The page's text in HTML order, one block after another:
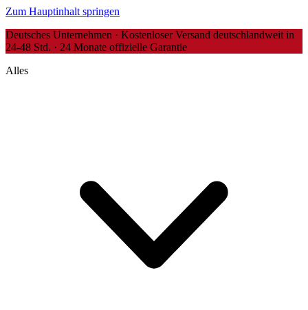
Zum Hauptinhalt springen
Deutsches Unternehmen · Kostenloser Versand deutschlandweit in
24-48 Std. · 24 Monate offizielle Garantie
Alles